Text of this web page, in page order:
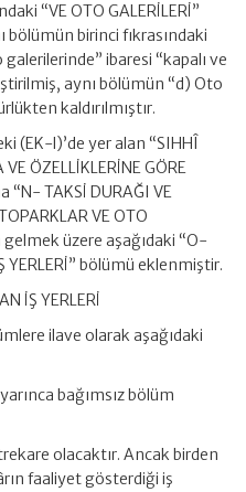
“VE OTO GALERİLERİ”
bölümün birinci fıkrasındaki
ibaresi “kapalı ve
aynı bölümün “d) Oto
kaldırılmıştır.
(EK-l)’de yer alan “SIHHÎ
ÖZELLİKLERİNE GÖRE
“N- TAKSİ DURAĞI VE
VE OTO
üzere aşağıdaki “O-
YERLERİ” bölümü eklenmiştir.
İŞ YERLERİ
ilave olarak aşağıdaki
bağımsız bölüm
olacaktır. Ancak birden
faaliyet gösterdiği iş